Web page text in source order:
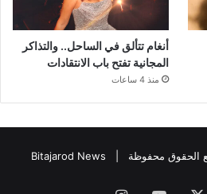
أنغام تتألق في الساحل.. والتذاكر
المجانية تفتح باب الانتقادات
منذ 4 ساعات
Bitajarod News